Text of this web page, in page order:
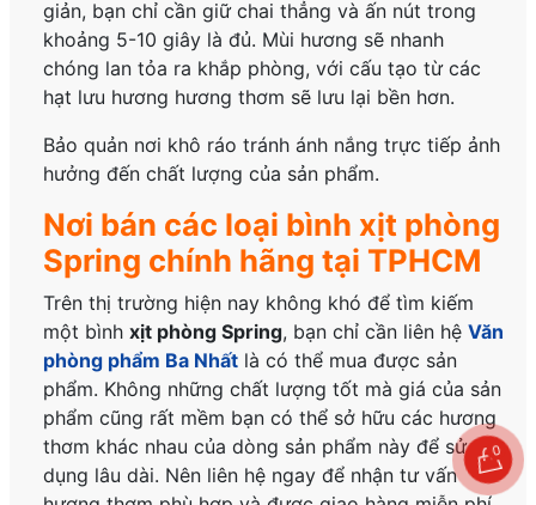
giản, bạn chỉ cần giữ chai thẳng và ấn nút trong
khoảng 5-10 giây là đủ. Mùi hương sẽ nhanh
chóng lan tỏa ra khắp phòng, với cấu tạo từ các
hạt lưu hương hương thơm sẽ lưu lại bền hơn.
Bảo quản nơi khô ráo tránh ánh nắng trực tiếp ảnh
hưởng đến chất lượng của sản phẩm.
Nơi bán các loại bình xịt phòng
Spring chính hãng tại TPHCM
Trên thị trường hiện nay không khó để tìm kiếm
một bìnhxịt phòng Spring, bạn chỉ cần liên hệVăn
phòng phẩm Ba Nhất là có thể mua được sản
phẩm. Không những chất lượng tốt mà giá của sản
phẩm cũng rất mềm bạn có thể sở hữu các hương
thơm khác nhau của dòng sản phẩm này để sử
dụng lâu dài. Nên liên hệ ngay để nhận tư vấn
0